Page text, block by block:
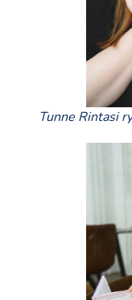
Tunne Rintasi